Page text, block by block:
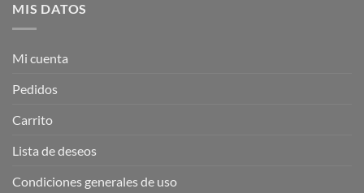
MIS DATOS
Mi cuenta
Pedidos
Carrito
Lista de deseos
Condiciones generales de uso